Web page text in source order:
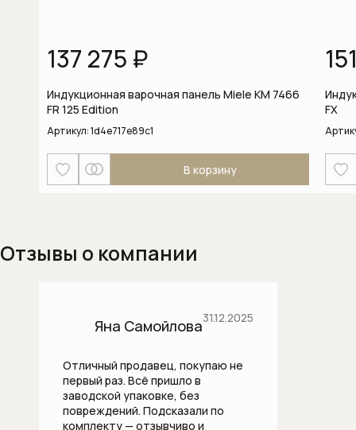
Встраиваемые зерновые
Встраиваемые микроволновые печи
Встраиваемые морозильники
Встраиваемые морозильники
машины шириной 60 см
Встраиваемые холодильники-
морозильники
Вытяжки для кухни
Газовые варочные панели
137 275 ₽
Индукционная варочная панель Miele KM 7466
FR 125 Edition
Артикул:1d4e717e89c1
В корзину
FX
Отзывы о компании
Яна Самойлова31.12.2025
Отличный продавец, покупаю не
первый раз. Всё пришло в
заводской упаковке, без
повреждений. Подсказали по
комплекту — отзывчиво и